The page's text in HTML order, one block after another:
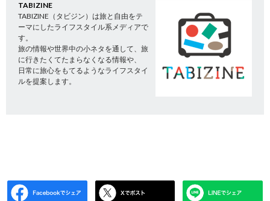
TABIZINE
TABIZINE（タビジン）は旅と自由をテ
ーマにしたライフスタイル系メディアで
す。
旅の情報や世界中の小ネタを通して、旅
に行きたくてたまらなくなる情報や、
日常に旅心をもてるようなライフスタイ
ルを提案します。